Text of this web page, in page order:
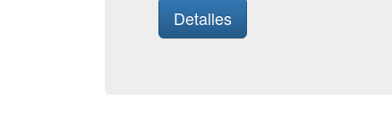
Detalles